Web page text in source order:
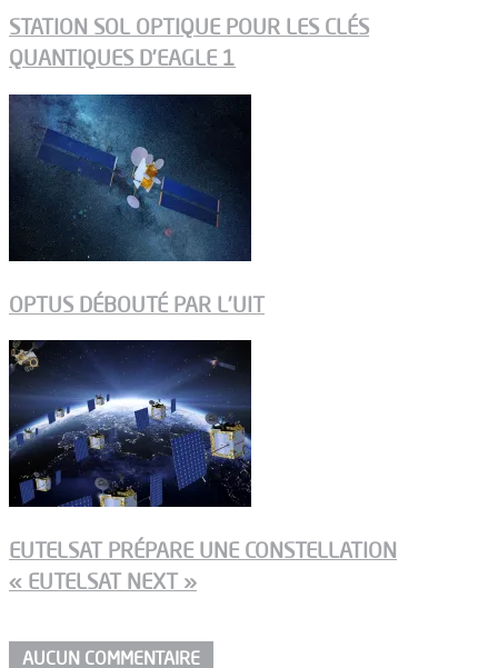
STATION SOL OPTIQUE POUR LES CLÉS
QUANTIQUES D’EAGLE 1
OPTUS DÉBOUTÉ PAR L’UIT
EUTELSAT PRÉPARE UNE CONSTELLATION
« EUTELSAT NEXT »
AUCUN COMMENTAIRE